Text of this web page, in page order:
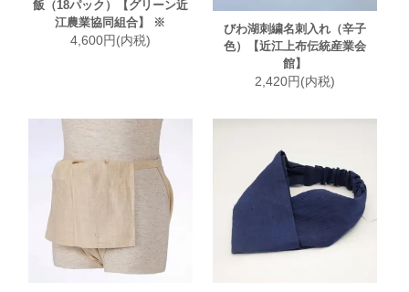
飯（18パック）【グリーン近
江農業協同組合】 ※
4,600円(内税)
びわ湖刺繍名刺入れ（辛子
色）【近江上布伝統産業会
館】
2,420円(内税)